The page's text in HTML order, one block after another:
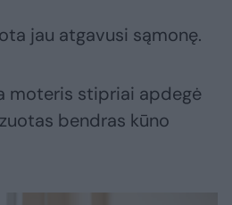
jau atgavusi sąmonę.
moteris stipriai apdegė
bendras kūno